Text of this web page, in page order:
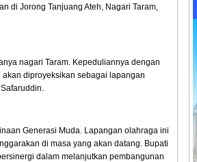
di Jorong Tanjuang Ateh, Nagari Taram,
nagari Taram. Kepeduliannya dengan
diproyeksikan sebagai lapangan
Generasi Muda. Lapangan olahraga ini
di masa yang akan datang. Bupati
dalam melanjutkan pembangunan